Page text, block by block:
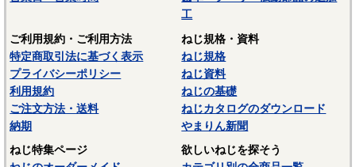
工
ご利用規約・ご利用方法
特定商取引法に基づく表示
プライバシーポリシー
利用規約
ご注文方法・送料
納期
ねじ規格・資料
ねじ規格
ねじ資料
ねじの基礎
ねじカタログのダウンロード
やまりん新聞
ねじ特集ページ
欲しいねじを探そう